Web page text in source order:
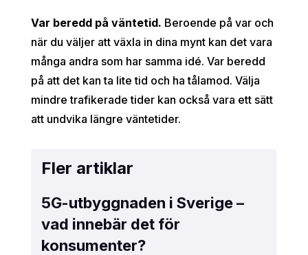
Var beredd på väntetid. Beroende på var och
när du väljer att växla in dina mynt kan det vara
många andra som har samma idé. Var beredd
på att det kan ta lite tid och ha tålamod. Välja
mindre trafikerade tider kan också vara ett sätt
att undvika längre väntetider.
Fler artiklar
5G-utbyggnaden i Sverige –
vad innebär det för
konsumenter?